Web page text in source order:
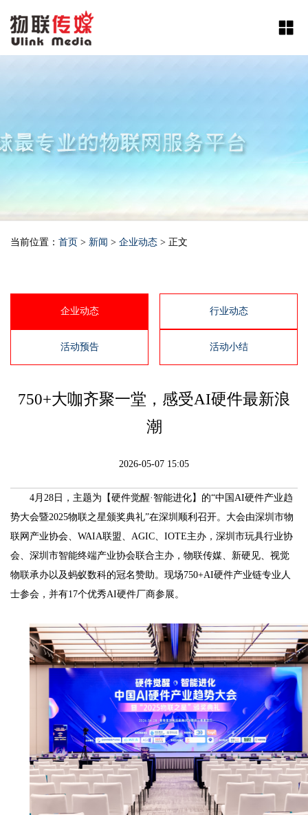
当前位置： 首页 > 新闻 > 企业动态 > 正文
企业动态 行业动态
活动预告 活动小结
750+大咖齐聚一堂，感受AI硬件最新浪
潮
2026-05-07 15:05
4月28日，主题为【硬件觉醒·智能进化】的“中国AI硬件产业趋
势大会暨2025物联之星颁奖典礼”在深圳顺利召开。大会由深圳市物
联网产业协会、WAIA联盟、AGIC、IOTE主办，深圳市玩具行业协
会、深圳市智能终端产业协会联合主办，物联传媒、新硬见、视觉
物联承办以及蚂蚁数科的冠名赞助。现场750+AI硬件产业链专业人
士参会，并有17个优秀AI硬件厂商参展。